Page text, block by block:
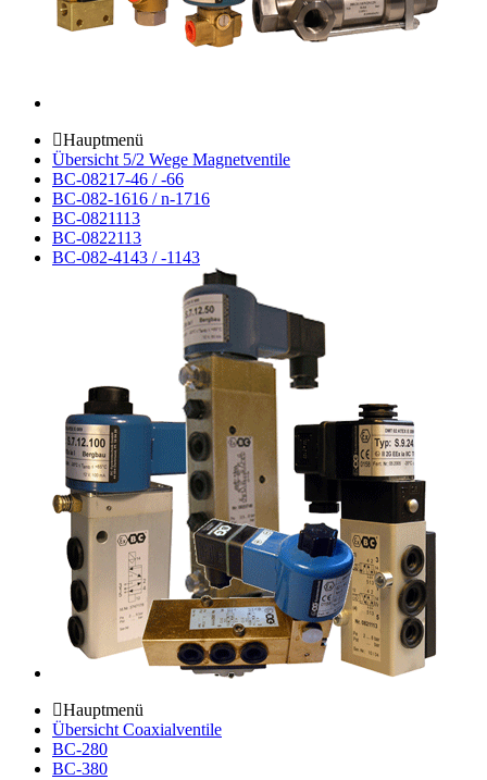
Hauptmenü
Übersicht 5/2 Wege Magnetventile
BC-08217-46 / -66
BC-082-1616 / n-1716
BC-0821113
BC-0822113
BC-082-4143 / -1143
Hauptmenü
Übersicht Coaxialventile
BC-280
BC-380